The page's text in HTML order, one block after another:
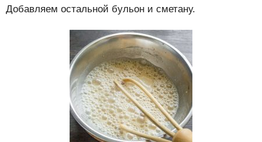
Добавляем остальной бульон и сметану.